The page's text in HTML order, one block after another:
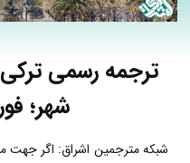
ترجمه رسمی ترکی
شهر؛
شبکه مترجمین اشراق: اگر جهت